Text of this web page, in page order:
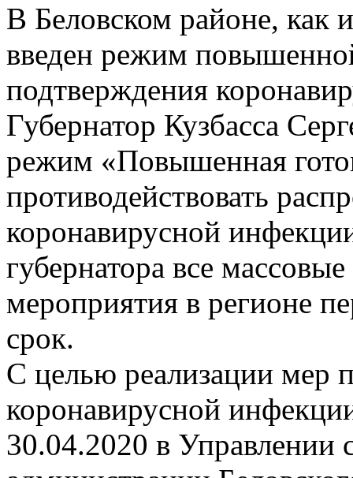
В Беловском районе, как
введен режим
подтверждения
Губернатор Кузбасса
режим «Повышенная
противодействовать
коронавирусной
губернатора все
мероприятия в регионе
срок.
С целью реализации мер
коронавирусной
30.04.2020 в Управлении